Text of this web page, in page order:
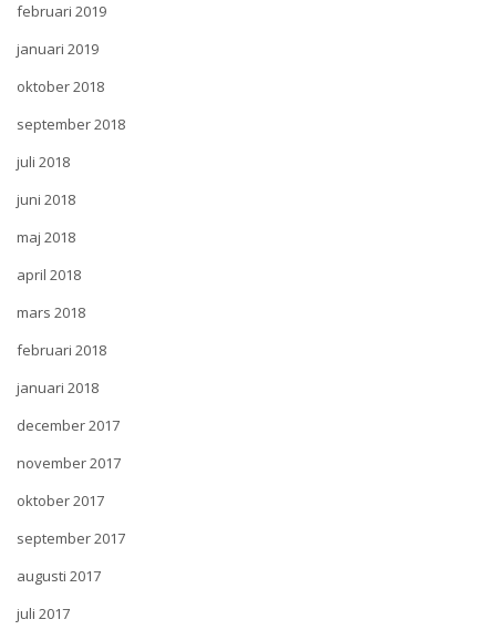
februari 2019
januari 2019
oktober 2018
september 2018
juli 2018
juni 2018
maj 2018
april 2018
mars 2018
februari 2018
januari 2018
december 2017
november 2017
oktober 2017
september 2017
augusti 2017
juli 2017